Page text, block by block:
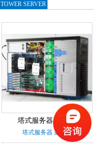
TOWER SERVER
塔式服务器 案例七
塔式服务器 案例七